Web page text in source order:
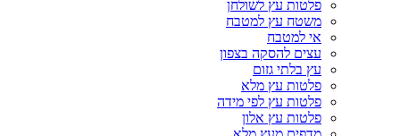
פלטות עץ לשולחן
משטח עץ למטבח
אי למטבח
עצים להסקה בצפון
עץ בלתי גזום
פלטות עץ מלא
פלטות עץ לפי מידה
פלטות עץ אלון